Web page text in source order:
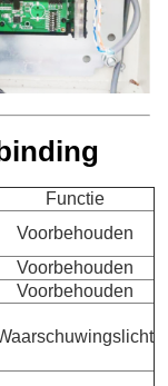
Functie
Voorbehouden
Voorbehouden
Voorbehouden